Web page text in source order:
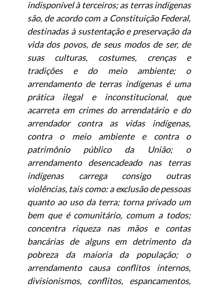
indisponível à terceiros; as terras indígenas
são, de acordo com a Constituição Federal,
destinadas à sustentação e preservação da
vida dos povos, de seus modos de ser, de
suas culturas, costumes, crenças e
tradições e do meio ambiente; o
arrendamento de terras indígenas é uma
prática ilegal e inconstitucional, que
acarreta em crimes do arrendatário e do
arrendador contra as vidas indígenas,
contra o meio ambiente e contra o
patrimônio público da União; o
arrendamento desencadeado nas terras
indígenas carrega consigo outras
violências, tais como: a exclusão de pessoas
quanto ao uso da terra; torna privado um
bem que é comunitário, comum a todos;
concentra riqueza nas mãos e contas
bancárias de alguns em detrimento da
pobreza da maioria da população; o
arrendamento causa conflitos internos,
divisionismos, conflitos, espancamentos,